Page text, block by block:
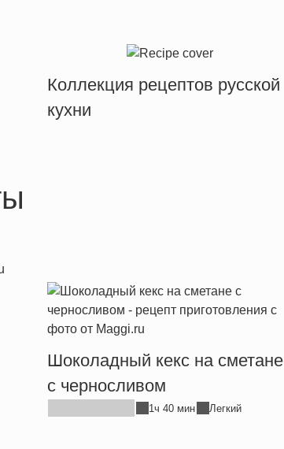
Коллекция рецептов русской
кухни
Шоколадный кекс на сметане
с черносливом
1ч 40 мин Легкий